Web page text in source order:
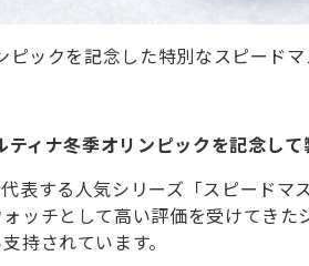
ックを記念した特別なスピードマ
ティナ冬季オリンピックを記念して
表する人気シリーズ「スピードマ
ッチとして高い評価を受けてき
持されています。